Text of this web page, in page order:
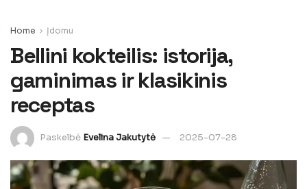
Home Įdomu
Bellini kokteilis: istorija,
gaminimas ir klasikinis
receptas
Paskelbė Evelina Jakutytė 2025-07-28